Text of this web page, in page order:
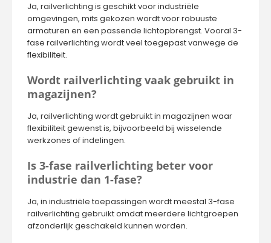
Ja, railverlichting is geschikt voor industriële
omgevingen, mits gekozen wordt voor robuuste
armaturen en een passende lichtopbrengst. Vooral 3-
fase railverlichting wordt veel toegepast vanwege de
flexibiliteit.
Wordt railverlichting vaak gebruikt in
magazijnen?
Ja, railverlichting wordt gebruikt in magazijnen waar
flexibiliteit gewenst is, bijvoorbeeld bij wisselende
werkzones of indelingen.
Is 3-fase railverlichting beter voor
industrie dan 1-fase?
Ja, in industriële toepassingen wordt meestal 3-fase
railverlichting gebruikt omdat meerdere lichtgroepen
afzonderlijk geschakeld kunnen worden.